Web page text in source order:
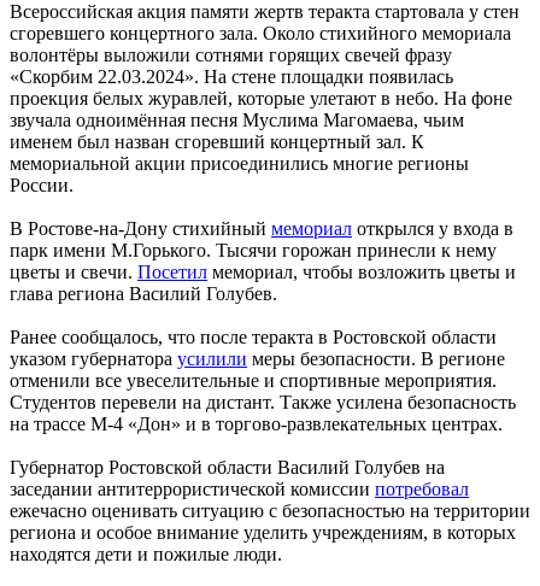
Всероссийская акция памяти жертв теракта стартовала у стен
сгоревшего концертного зала. Около стихийного мемориала
волонтёры выложили сотнями горящих свечей фразу
«Скорбим 22.03.2024». На стене площадки появилась
проекция белых журавлей, которые улетают в небо. На фоне
звучала одноимённая песня Муслима Магомаева, чьим
именем был назван сгоревший концертный зал. К
мемориальной акции присоединились многие регионы
России.
В Ростове-на-Дону стихийный мемориал открылся у входа в
парк имени М.Горького. Тысячи горожан принесли к нему
цветы и свечи. Посетил мемориал, чтобы возложить цветы и
глава региона Василий Голубев.
Ранее сообщалось, что после теракта в Ростовской области
указом губернатора усилили меры безопасности. В регионе
отменили все увеселительные и спортивные мероприятия.
Студентов перевели на дистант. Также усилена безопасность
на трассе М-4 «Дон» и в торгово-развлекательных центрах.
Губернатор Ростовской области Василий Голубев на
заседании антитеррористической комиссии потребовал
ежечасно оценивать ситуацию с безопасностью на территории
региона и особое внимание уделить учреждениям, в которых
находятся дети и пожилые люди.